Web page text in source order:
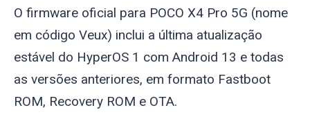
O firmware oficial para POCO X4 Pro 5G (nome
em código Veux) inclui a última atualização
estável do HyperOS 1 com Android 13 e todas
as versões anteriores, em formato Fastboot
ROM, Recovery ROM e OTA.